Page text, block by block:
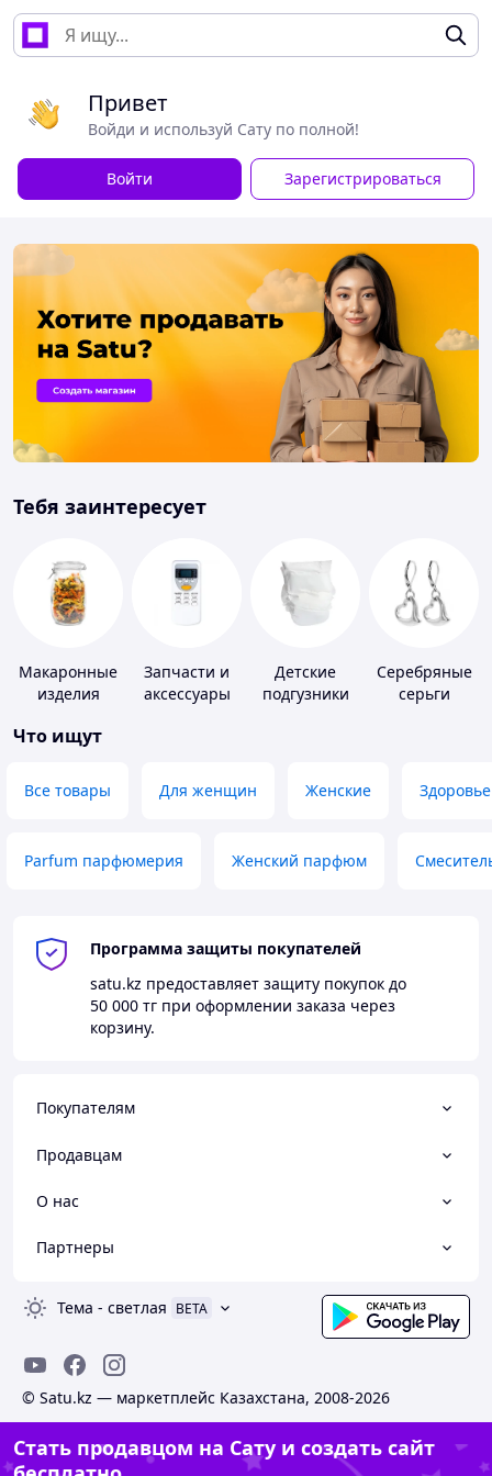
Привет
Войди и используй Сату по полной!
Войти Зарегистрироваться
Тебя заинтересует
Макаронные
изделия
Запчасти и
аксессуары
Детские
подгузники
Серебряные
серьги
Что ищут
Все товары Для женщин Женские Здоровье
Parfum парфюмерия Женский парфюм
Программа защиты покупателей
satu.kz предоставляет защиту покупок до
50 000 тг при оформлении заказа через
корзину.
Покупателям
Продавцам
О нас
Партнеры
Тема - светлая BETA
© Satu.kz — маркетплейс Казахстана, 2008-2026
Стать продавцом на Сату и создать сайт